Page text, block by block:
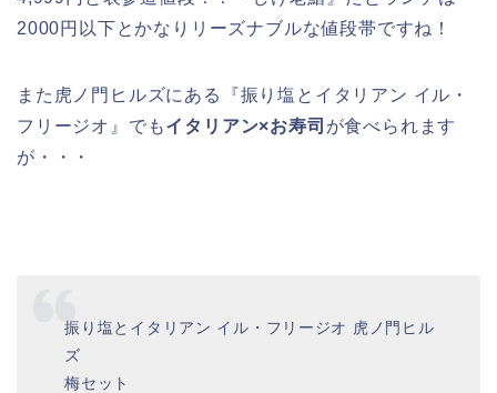
2000円以下とかなりリーズナブルな値段帯ですね！
また虎ノ門ヒルズにある『振り塩とイタリアン イル・
フリージオ』でもイタリアン×お寿司 が食べられます
が・・・
振り塩とイタリアン イル・フリージオ 虎ノ門ヒル
ズ
梅セット